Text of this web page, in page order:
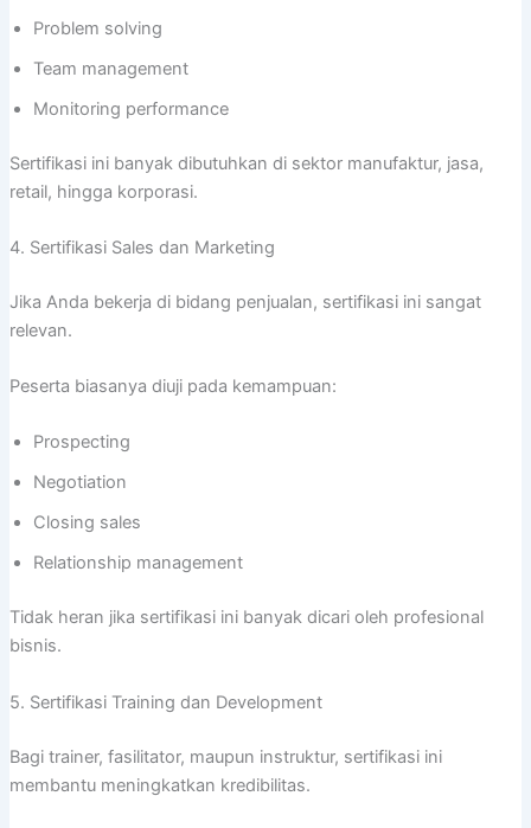
Problem solving
Team management
Monitoring performance
Sertifikasi ini banyak dibutuhkan di sektor manufaktur, jasa,
retail, hingga korporasi.
4. Sertifikasi Sales dan Marketing
Jika Anda bekerja di bidang penjualan, sertifikasi ini sangat
relevan.
Peserta biasanya diuji pada kemampuan:
Prospecting
Negotiation
Closing sales
Relationship management
Tidak heran jika sertifikasi ini banyak dicari oleh profesional
bisnis.
5. Sertifikasi Training dan Development
Bagi trainer, fasilitator, maupun instruktur, sertifikasi ini
membantu meningkatkan kredibilitas.